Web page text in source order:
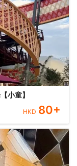
小童】
HKD 80+